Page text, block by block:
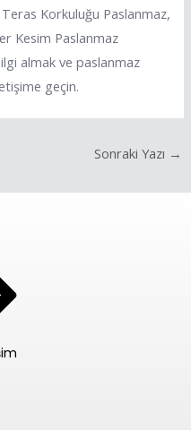
Korkuluğu Paslanmaz,
Kesim Paslanmaz
almak ve paslanmaz
geçin.
Sonraki Yazı →